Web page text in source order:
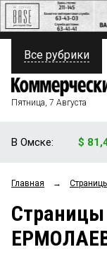
ПОЛИТИКА
ФИНАНСЫ
ОБЩЕСТВО
ЗАКОН
Все рубрики
Пятница, 7 Августа
В Омске: $
Главная →
Страницы